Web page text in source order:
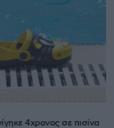
4χρονος σε πισίνα